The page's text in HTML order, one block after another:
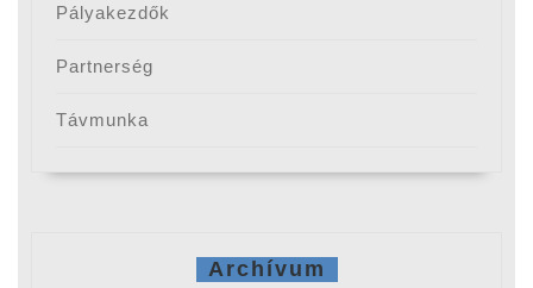
Pályakezdők
Partnerség
Távmunka
Archívum